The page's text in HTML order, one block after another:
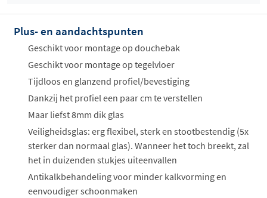
Offertes
ophalen...
Plus- en aandachtspunten
Geschikt voor montage op douchebak
Geschikt voor montage op tegelvloer
Tijdloos en glanzend profiel/bevestiging
Dankzij het profiel een paar cm te verstellen
Maar liefst 8mm dik glas
Veiligheidsglas: erg flexibel, sterk en stootbestendig (5x
sterker dan normaal glas). Wanneer het toch breekt, zal
het in duizenden stukjes uiteenvallen
Antikalkbehandeling voor minder kalkvorming en
eenvoudiger schoonmaken